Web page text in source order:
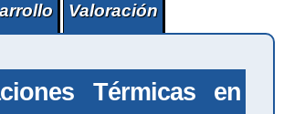
Valoración
Térmicas en